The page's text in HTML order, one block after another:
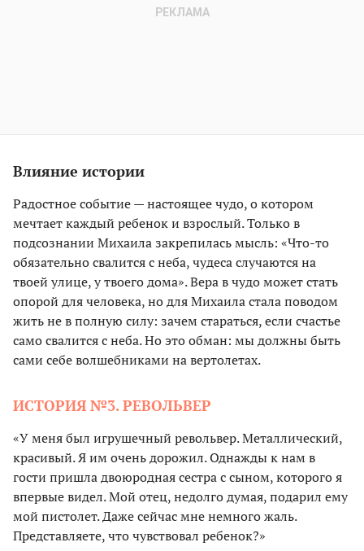
Влияние истории
Радостное событие — настоящее чудо, о котором
мечтает каждый ребенок и взрослый. Только в
подсознании Михаила закрепилась мысль: «Что-то
обязательно свалится с неба, чудеса случаются на
твоей улице, у твоего дома». Вера в чудо может стать
опорой для человека, но для Михаила стала поводом
жить не в полную силу: зачем стараться, если счастье
само свалится с неба. Но это обман: мы должны быть
сами себе волшебниками на вертолетах.
ИСТОРИЯ №3. РЕВОЛЬВЕР
«У меня был игрушечный револьвер. Металлический,
красивый. Я им очень дорожил. Однажды к нам в
гости пришла двоюродная сестра с сыном, которого я
впервые видел. Мой отец, недолго думая, подарил ему
мой пистолет. Даже сейчас мне немного жаль.
Представляете, что чувствовал ребенок?»